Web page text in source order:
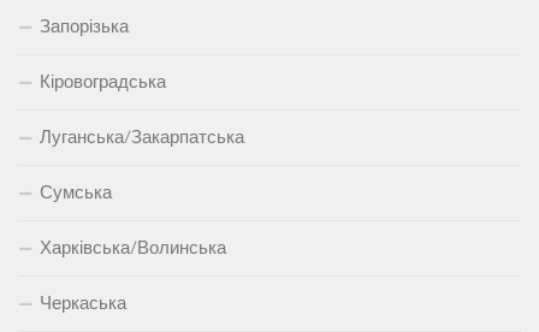
Запорізька
Кіровоградська
Луганська/Закарпатська
Сумська
Харківська/Волинська
Черкаська